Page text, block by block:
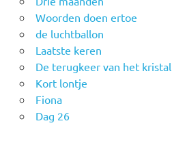
Woorden doen ertoe
de luchtballon
Laatste keren
De terugkeer van het kristal
Kort lontje
Fiona
Dag 26